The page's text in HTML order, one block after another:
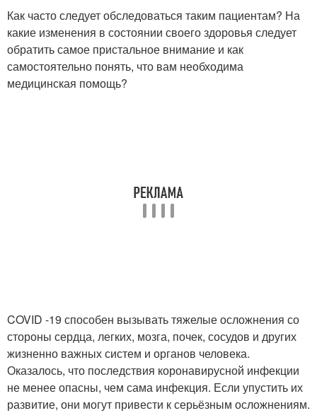
Как часто следует обследоваться таким пациентам? На
какие изменения в состоянии своего здоровья следует
обратить самое пристальное внимание и как
самостоятельно понять, что вам необходима
медицинская помощь?
COVID -19 способен вызывать тяжелые осложнения со
стороны сердца, легких, мозга, почек, сосудов и других
жизненно важных систем и органов человека.
Оказалось, что последствия коронавирусной инфекции
не менее опасны, чем сама инфекция. Если упустить их
развитие, они могут привести к серьёзным осложнениям.